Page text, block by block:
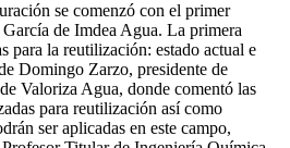
se comenzó con el primer
de Imdea Agua. La primera
para la reutilización: estado actual e
Domingo Zarzo, presidente de
Valoriza Agua, donde comentó las
para reutilización así como
ser aplicadas en este campo,